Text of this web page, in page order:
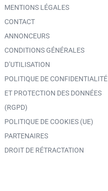
MENTIONS LÉGALES
CONTACT
ANNONCEURS
CONDITIONS GÉNÉRALES
D’UTILISATION
POLITIQUE DE CONFIDENTIALITÉ
ET PROTECTION DES DONNÉES
(RGPD)
POLITIQUE DE COOKIES (UE)
PARTENAIRES
DROIT DE RÉTRACTATION